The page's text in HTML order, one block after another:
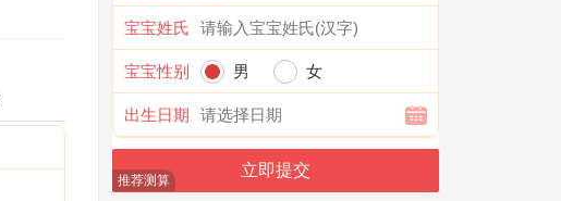
宝宝姓氏
宝宝性别 男 女
出生日期
推荐测算